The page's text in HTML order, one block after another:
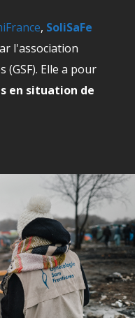
, SoliSaFe
l'association
(GSF). Elle a pour
en situation de